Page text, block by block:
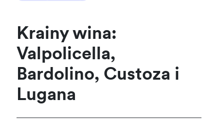
Krainy wina:
Valpolicella,
Bardolino, Custoza i
Lugana